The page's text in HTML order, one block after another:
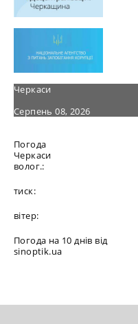
Черкаси
Серпень 08, 2026
Погода
Черкаси
волог.:
тиск:
вітер:
Погода на 10 днів від
sinoptik.ua